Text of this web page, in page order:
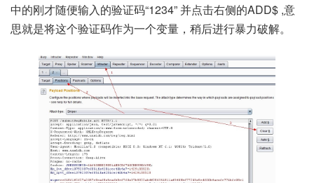
中的刚才随便输入的验证码“1234” 并点击右侧的ADD$ ,意
思就是将这个验证码作为一个变量，稍后进行暴力破解。